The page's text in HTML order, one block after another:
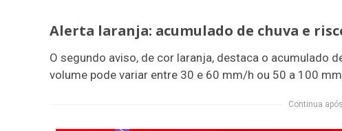
Alerta laranja: acumulado de chuva e
O segundo aviso, de cor laranja, destaca o acumulado
volume pode variar entre 30 e 60 mm/h ou 50 a 100
Continua